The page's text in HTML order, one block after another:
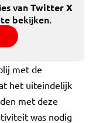
vanTwitter X
bekijken.
met de
het uiteindelijk
met deze
was nodig